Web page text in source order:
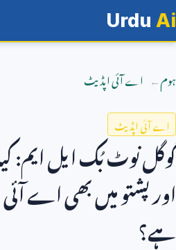
Urdu Ai
ہوم اے آئی اپڈیٹ
اے آئی اپڈیٹ
گوگل نوٹ بُک ایل ایم:
اور پشتو میں بھی اے آئی
ہے؟